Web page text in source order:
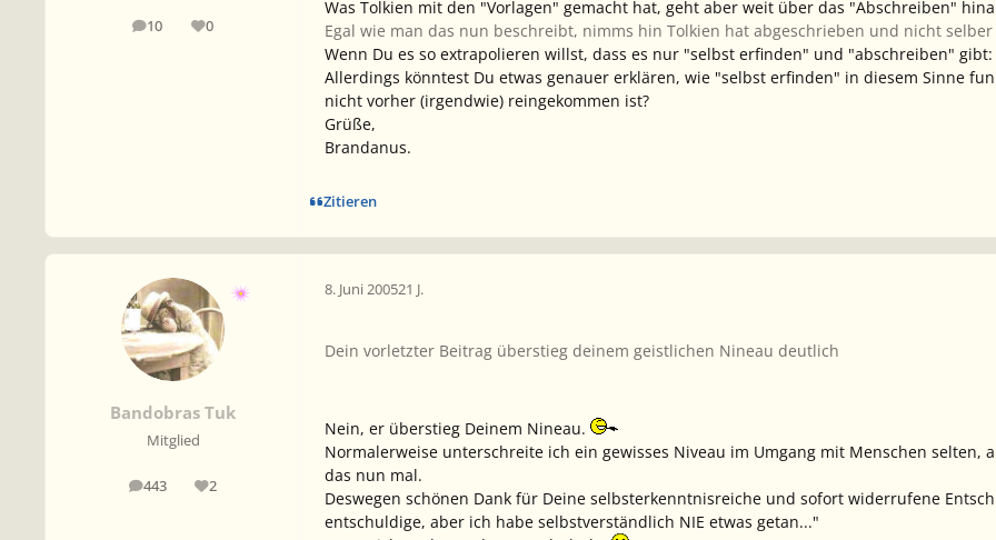
10
Beiträge 0
Reputation
Was Tolkien mit den "Vorlagen" gemacht hat, geht aber weit über das "Abschreiben"
Egal wie man das nun beschreibt, nimms hin Tolkien hat abgeschrieben und nicht
Wenn Du es so extrapolieren willst, dass es nur "selbst erfinden" und "abschreiben"
Allerdings könntest Du etwas genauer erklären, wie "selbst erfinden" in diesem Sinne
nicht vorher (irgendwie) reingekommen ist?
Grüße,
Brandanus.
Zitieren
Bandobras Tuk
Mitglied
443
Beiträge 2
Reputation
8. Juni 200521 J.
Dein vorletzter Beitrag überstieg deinem geistlichen Nineau deutlich
Nein, er überstieg Deinem Nineau.
Normalerweise unterschreite ich ein gewisses Niveau im Umgang mit Menschen
das nun mal.
Deswegen schönen Dank für Deine selbsterkenntnisreiche und sofort widerrufene
entschuldige, aber ich habe selbstverständlich NIE etwas getan..."